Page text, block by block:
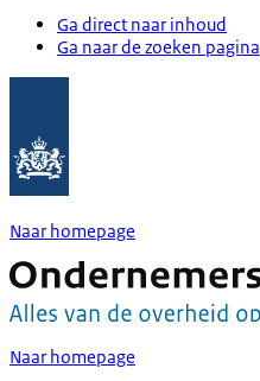
Ga direct naar inhoud
Ga naar de zoeken pagina
Naar homepage
Naar homepage